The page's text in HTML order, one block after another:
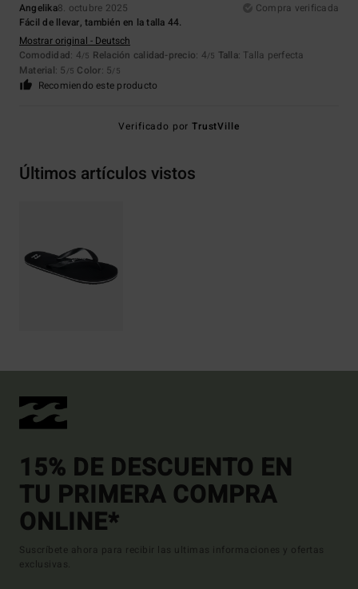
Angelika8. octubre 2025
Compra verificada
Fácil de llevar, también en la talla 44.
Mostrar original - Deutsch
Comodidad: 4/5 Relación calidad-precio: 4/5 Talla: Talla perfecta
Material: 5 /5 Color: 5/5
Recomiendo este producto
Verificado porTrustVille
Últimos artículos vistos
15% DE DESCUENTO EN
TU PRIMERA COMPRA
ONLINE*
Suscríbete ahora para recibir las ultimas informaciones y ofertas
exclusivas.